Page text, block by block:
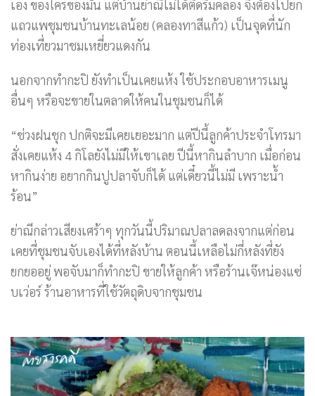
เอง ของใครของมัน แต่บ้านย่าณีไม่ได้ติดริมคลอง จึงต้องไปยก
แถวแพชุมชนบ้านทะเลน้อย (คลองทาสีแก้ว) เป็นจุดที่นัก
ท่องเที่ยวมาชมเหยี่ยวแดงกัน
นอกจากทำกะปิ ยังทำเป็นเคยแห้ง ใช้ประกอบอาหารเมนู
อื่นๆ หรือจะขายในตลาดให้คนในชุมชนก็ได้
“ช่วงฝนชุก ปกติจะมีเคยเยอะมาก แต่ปีนี้ลูกค้าประจำโทรมา
สั่งเคยแห้ง 4 กิโลยังไม่มีให้เขาเลย ปีนี้หากินลำบาก เมื่อก่อน
หากินง่าย อยากกินปูปลาจับก็ได้ แต่เดี๋ยวนี้ไม่มี เพราะน้ำ
ร้อน”
ย่าณีกล่าวเสียงเศร้าๆ ทุกวันนี้ปริมาณปลาลดลงจากแต่ก่อน
เคยที่ชุมชนจับเองได้ที่หลังบ้าน ตอนนี้เหลือไม่กี่หลังที่ยัง
ยกยออยู่ พอจับมาก็ทำกะปิ ขายให้ลูกค้า หรือร้านเจ๊หน่องแซ่
บเว่อร์ ร้านอาหารที่ใช้วัตถุดิบจากชุมชน